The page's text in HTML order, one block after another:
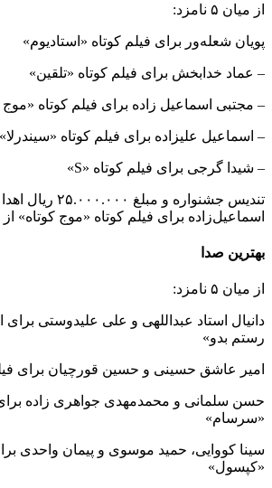
از میان ۵ نامزد:
پویان شعله‌ور برای فیلم کوتاه «استادیوم»
– عماد خدابخش برای فیلم کوتاه «تلقین»
– مجتبی اسماعیل زاده برای فیلم کوتاه «موج
– اسماعیل علیزاده برای فیلم کوتاه «سیندرلا»
– شیدا گرجی برای فیلم کوتاه «S»
تندیس جشنواره و
اسماعیل‌زاده برای فیلم کوتاه «موج کوتاه» از
بهترین صدا
از میان ۵ نامزد:
دانیال استاد عبداللهی و علی علیدوستی برای
رستم بدو»
امیر عاشق حسینی و حسین قورچیان برای
حسن سلمانی و محمدمهدی جواهری زاده برای
«سرسام»
سینا کووایی، حمید موسوی و پیمان واحدی
«کپسول»